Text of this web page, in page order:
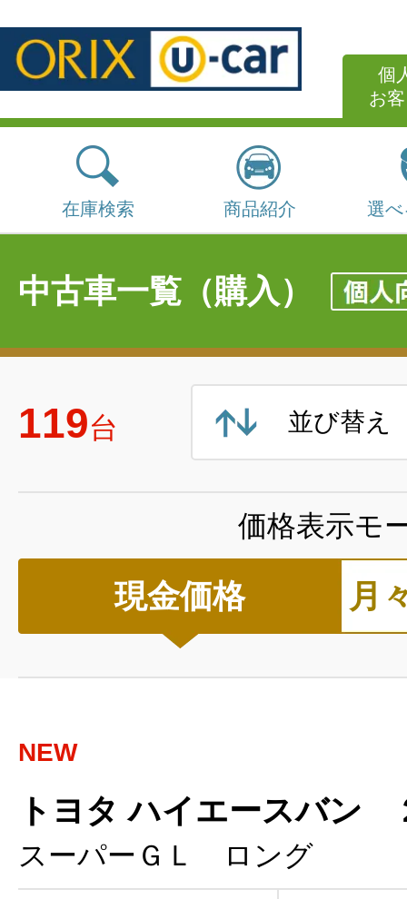
個
お
在庫検索 商品紹介 選
中古車一覧（購入）
119台 並び替え
価格表示モ
現金価格 月
NEW
トヨタ ハイエースバン
スーパーＧＬ ロング